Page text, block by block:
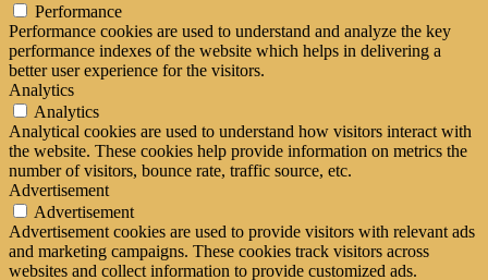
Performance
Performance cookies are used to understand and analyze the key
performance indexes of the website which helps in delivering a
better user experience for the visitors.
Analytics
Analytics
Analytical cookies are used to understand how visitors interact with
the website. These cookies help provide information on metrics the
number of visitors, bounce rate, traffic source, etc.
Advertisement
Advertisement
Advertisement cookies are used to provide visitors with relevant ads
and marketing campaigns. These cookies track visitors across
websites and collect information to provide customized ads.